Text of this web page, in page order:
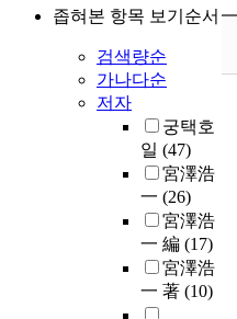
좁혀본 항목 보기순서
검색량순
가나다순
저자
궁택호
일 (47)
宮澤浩
一 (26)
宮澤浩
一 編 (17)
宮澤浩
一 著 (10)